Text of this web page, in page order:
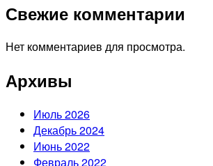
Свежие комментарии
Нет комментариев для просмотра.
Архивы
Июль 2026
Декабрь 2024
Июнь 2022
Февраль 2022